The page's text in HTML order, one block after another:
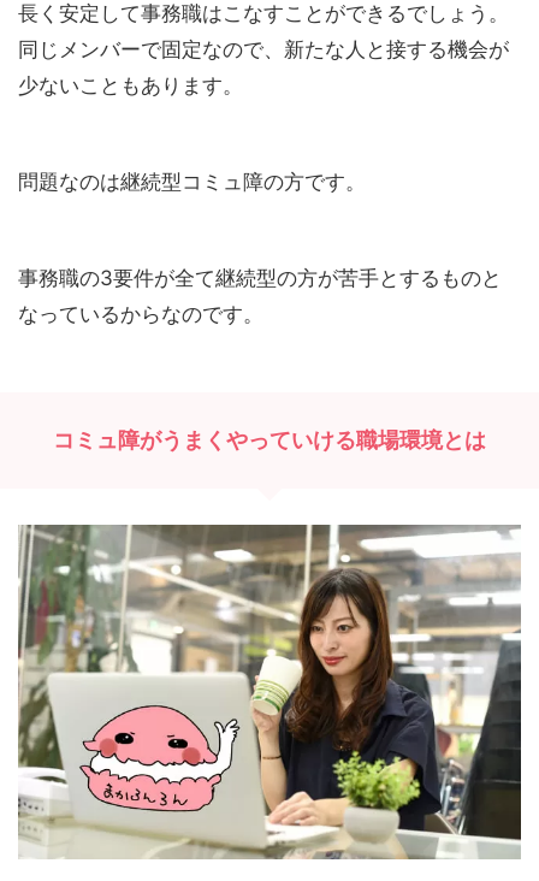
長く安定して事務職はこなすことができるでしょう。
同じメンバーで固定なので、新たな人と接する機会が
少ないこともあります。
問題なのは継続型コミュ障の方です。
事務職の3要件が全て継続型の方が苦手とするものと
なっているからなのです。
コミュ障がうまくやっていける職場環境とは